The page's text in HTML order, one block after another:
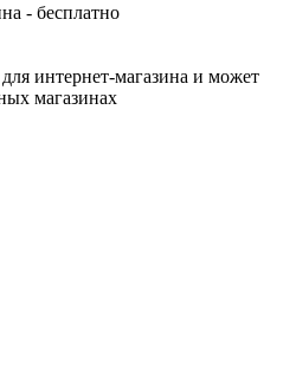
- бесплатно
интернет-магазина и может
магазинах